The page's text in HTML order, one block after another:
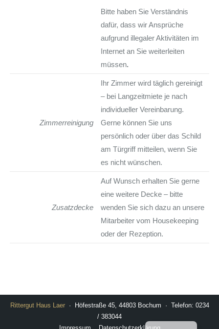
Bitte haben Sie Verständnis
dafür, dass wir Ansprüche
aufgrund illegaler Aktivitäten im
Internet an Sie weiterleiten
müssen.
Zimmerreinigung
Ihr Zimmer wird täglich gereinigt
– bei Langzeitmiete je nach
individueller Vereinbarung.
Gerne können Sie uns
persönlich oder über das Schild
am Türgriff mitteilen, wenn Sie
es nicht wünschen.
Zusatzdecke
Auf Wunsch erhalten Sie gerne
eine weitere Decke – bitte
wenden Sie sich dazu an unsere
Mitarbeiter vom Housekeeping
oder der Rezeption.
Rittergut Haus Laer· Höfestraße 45, 44803 Bochum · Telefon: 0234
/ 383044